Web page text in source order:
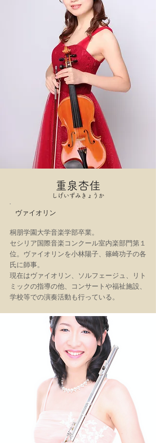
重泉杏佳
しげいずみきょうか
ヴァイオリン
桐朋学園大学音楽学部卒業。
セシリア国際音楽コンクール室内楽部門第１
位。ヴァイオリンを小林陽子、篠崎功子の各
氏に師事。
現在はヴァイオリン、ソルフェージュ、リト
ミックの指導の他、コンサートや福祉施設、
学校等での演奏活動も行っている。